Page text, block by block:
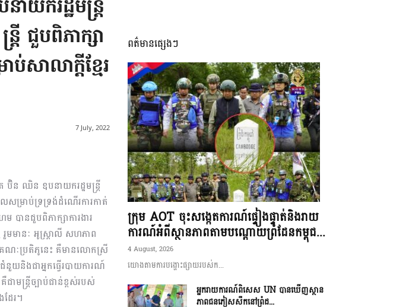
I
ភាព​
ព័ត៌មាន​
ករដ្ឋមន្ត្រី
ត្រី ជួបពិភាក្សា
ាលាក្តីខ្មែរ
7 July, 2022
ប៊ិន ឈិន ឧបនាយករដ្ឋមន្ត្រី
ាលសម្រាប់ទ្រទ្រង់ដំណើរការកាត់
បានជួបពិភាក្សាការងារ
មានៈ អូស្ត្រាលី សហភាព
ណៈប្រតិភូនេះ គឺមានលោកស្រី
និងជាអ្នកធ្វើរបាយការណ៍
ន្ត្រីច្បាប់ជាន់ខ្ពស់របស់
ែរ។
ពត៌មានផ្សេងៗ
ក្រុម AOT ចុះសង្កេតការណ៍ផ្ទៀងផ្ទាត់និងរាយ
ការណ៍អំពីស្ថានភាពតាមបណ្តោយព្រំដែនកម្ពុជ...
4 August, 2026
យោងតាមការបង្ហោះផ្សាយរបស់ក...
អ្នករាយការណ៍ពិសេស UN បានឃើញស្ថាន
ភាពជនភៀសសឹកនៅព្រំដ...